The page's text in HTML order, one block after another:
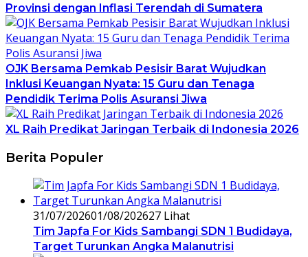
Provinsi dengan Inflasi Terendah di Sumatera
OJK Bersama Pemkab Pesisir Barat Wujudkan
Inklusi Keuangan Nyata: 15 Guru dan Tenaga
Pendidik Terima Polis Asuransi Jiwa
XL Raih Predikat Jaringan Terbaik di Indonesia 2026
Berita Populer
31/07/202601/08/202627 Lihat
Tim Japfa For Kids Sambangi SDN 1 Budidaya,
Target Turunkan Angka Malanutrisi